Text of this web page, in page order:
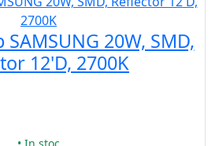
20W, SMD,
12'D, 2700K
• In stoc